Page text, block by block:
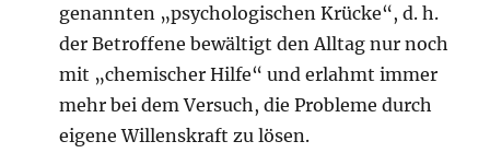
genannten „psychologischen Krücke“, d. h.
der Betroffene bewältigt den Alltag nur noch
mit „chemischer Hilfe“ und erlahmt immer
mehr bei dem Versuch, die Probleme durch
eigene Willenskraft zu lösen.